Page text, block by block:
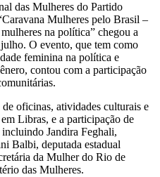
das Mulheres do Partido
Mulheres pelo Brasil –
na política” chegou a
O evento, que tem como
feminina na política e
contou com a participação
oficinas, atividades culturais e
Libras, e a participação de
Jandira Feghali,
Balbi, deputada estadual
da Mulher do Rio de
das Mulheres.